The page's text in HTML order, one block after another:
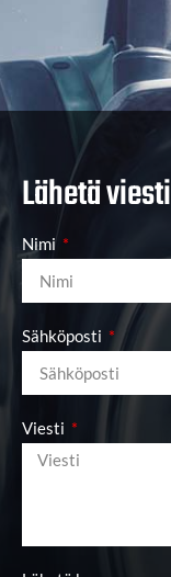
Lähetä viesti
Nimi
Sähköposti
Viesti